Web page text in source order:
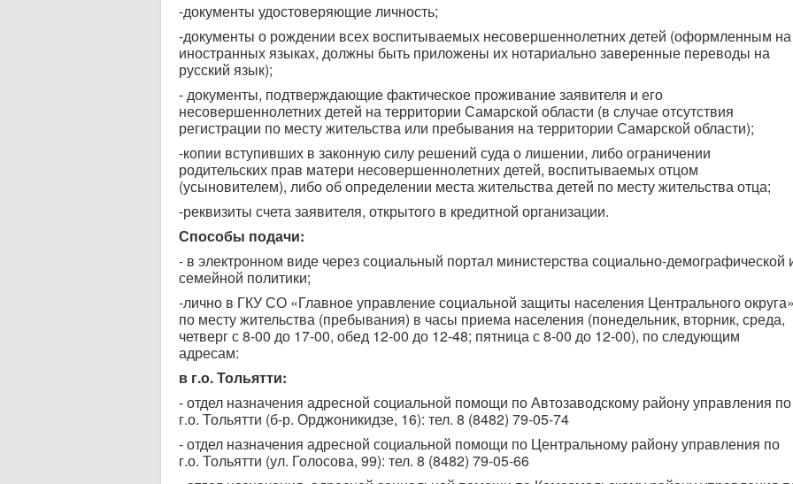
-документы удостоверяющие личность;
-документы о рождении всех воспитываемых несовершеннолетних детей (оформленным на
иностранных языках, должны быть приложены их нотариально заверенные переводы на
русский язык);
- документы, подтверждающие фактическое проживание заявителя и его
несовершеннолетних детей на территории Самарской области (в случае отсутствия
регистрации по месту жительства или пребывания на территории Самарской области);
-копии вступивших в законную силу решений суда о лишении, либо ограничении
родительских прав матери несовершеннолетних детей, воспитываемых отцом
(усыновителем), либо об определении места жительства детей по месту жительства отца;
-реквизиты счета заявителя, открытого в кредитной организации.
Способы подачи:
- в электронном виде через социальный портал министерства социально-демографической
семейной политики;
-лично в ГКУ СО «Главное управление социальной защиты населения Центрального
по месту жительства (пребывания) в часы приема населения (понедельник, вторник, среда,
четверг с 8-00 до 17-00, обед 12-00 до 12-48; пятница с 8-00 до 12-00), по следующим
адресам:
в г.о. Тольятти:
- отдел назначения адресной социальной помощи по Автозаводскому району управления по
г.о. Тольятти (б-р. Орджоникидзе, 16): тел. 8 (8482) 79-05-74
- отдел назначения адресной социальной помощи по Центральному району управления по
г.о. Тольятти (ул. Голосова, 99): тел. 8 (8482) 79-05-66